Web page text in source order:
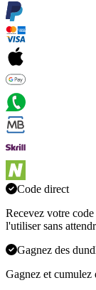
Code direct
Recevez votre
l'utiliser sans
Gagnez des
Gagnez et cumulez